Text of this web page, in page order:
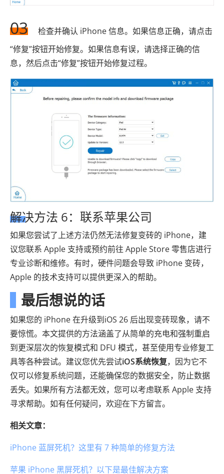
03
检查并确认 iPhone 信息。如果信息正确，请点击
“修复”按钮开始修复。如果信息有误，请选择正确的信
息，然后点击“修复”按钮开始修复过程。
解决方法 6：联系苹果公司
如果您尝试了上述方法仍然无法修复变砖的 iPhone，建
议您联系 Apple 支持或预约前往 Apple Store 零售店进行
专业诊断和维修。有时，硬件问题会导致 iPhone 变砖，
Apple 的技术支持可以提供更深入的帮助。
最后想说的话
如果您的 iPhone 在升级到iOS 26 后出现变砖现象，请不
要惊慌。本文提供的方法涵盖了从简单的充电和强制重启
到更深层次的恢复模式和 DFU 模式，甚至使用专业修复工
具等各种尝试。建议您优先尝试iOS系统恢复，因为它不
仅可以修复系统问题，还能确保您的数据安全，防止数据
丢失。如果所有方法都无效，您可以考虑联系 Apple 支持
寻求帮助。如有任何疑问，欢迎在下方留言。
相关文章：
iPhone 蓝屏死机？这里有 7 种简单的修复方法
苹果 iPhone 黑屏死机？以下是最佳解决方案